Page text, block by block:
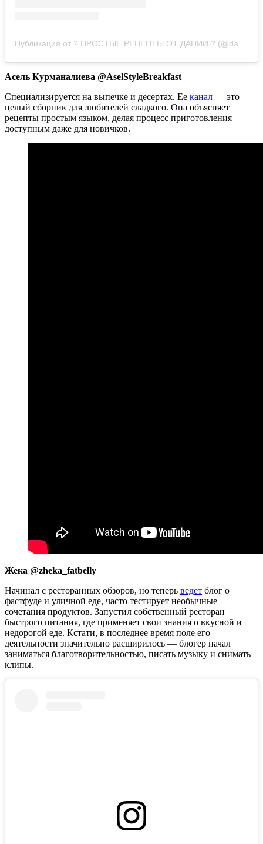
Асель Курманалиева @AselStyleBreakfast
Специализируется на выпечке и десертах. Ее канал — это
целый сборник для любителей сладкого. Она объясняет
рецепты простым языком, делая процесс приготовления
доступным даже для новичков.
Жека @zheka_fatbelly
Начинал с ресторанных обзоров, но теперь ведет блог о
фастфуде и уличной еде, часто тестирует необычные
сочетания продуктов. Запустил собственный ресторан
быстрого питания, где применяет свои знания о вкусной и
недорогой еде. Кстати, в последнее время поле его
деятельности значительно расширилось — блогер начал
заниматься благотворительностью, писать музыку и снимать
клипы.